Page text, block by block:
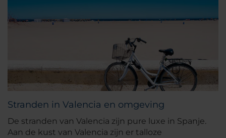
Stranden in Valencia en omgeving
De stranden van Valencia zijn pure luxe in Spanje.
Aan de kust van Valencia zijn er talloze